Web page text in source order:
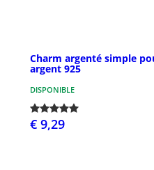
Charm argenté simple
argent 925
DISPONIBLE
€ 9,29